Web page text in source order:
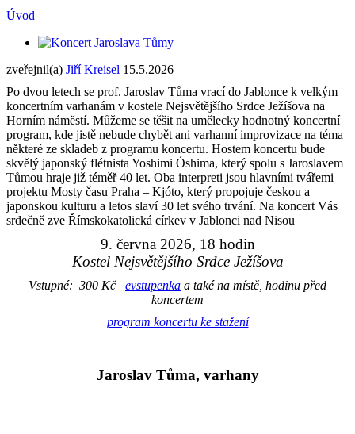
Úvod
zveřejnil(a) Jiří Kreisel 15.5.2026
Po dvou letech se prof. Jaroslav Tůma vrací do Jablonce k velkým
koncertním varhanám v kostele Nejsvětějšího Srdce Ježíšova na
Horním náměstí. Můžeme se těšit na umělecky hodnotný koncertní
program, kde jistě nebude chybět ani varhanní improvizace na téma
některé ze skladeb z programu koncertu. Hostem koncertu bude
skvělý japonský flétnista Yoshimi Óshima, který spolu s Jaroslavem
Tůmou hraje již téměř 40 let. Oba interpreti jsou hlavními tvářemi
projektu Mosty času Praha – Kjóto, který propojuje českou a
japonskou kulturu a letos slaví 30 let svého trvání. Na koncert Vás
srdečně zve Římskokatolická církev v Jablonci nad Nisou
9. června 2026, 18 hodin
Kostel Nejsvětějšího Srdce Ježíšova
Vstupné: 300 Kč evstupenka a také na místě, hodinu před
koncertem
program koncertu ke stažení
Jaroslav Tůma, varhany